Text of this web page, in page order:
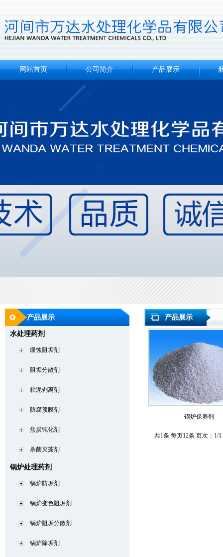
网站首页 公司简介 产品展示
产品展示
锅炉保养剂
共1条 每页12条 页次：1/1
产品展示
水处理药剂
缓蚀阻垢剂
阻垢分散剂
粘泥剥离剂
防腐预膜剂
焦炭钝化剂
杀菌灭藻剂
锅炉处理药剂
锅炉防垢剂
锅炉变色阻垢剂
锅炉阻垢分散剂
锅炉除垢剂